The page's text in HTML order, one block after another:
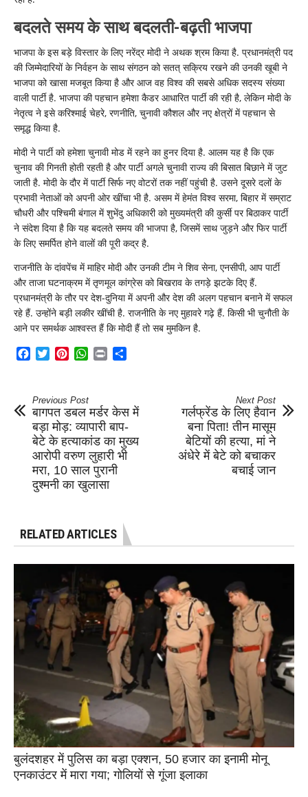
बदलते समय के साथ बदलती-बढ़ती भाजपा
भाजपा के इस बड़े विस्तार के लिए नरेंद्र मोदी ने अथक श्रम किया है. प्रधानमंत्री पद
की जिम्मेदारियों के निर्वहन के साथ संगठन को सतत् सक्रिय रखने की उनकी खूबी ने
भाजपा को खासा मजबूत किया है और आज वह विश्व की सबसे अधिक सदस्य संख्या
वाली पार्टी है. भाजपा की पहचान हमेशा कैडर आधारित पार्टी की रही है, लेकिन मोदी के
नेतृत्व ने इसे करिश्माई चेहरे, रणनीति, चुनावी कौशल और नए क्षेत्रों में पहचान से
समृद्ध किया है.
मोदी ने पार्टी को हमेशा चुनावी मोड में रहने का हुनर दिया है. आलम यह है कि एक
चुनाव की गिनती होती रहती है और पार्टी अगले चुनावी राज्य की बिसात बिछाने में जुट
जाती है. मोदी के दौर में पार्टी सिर्फ नए वोटरों तक नहीं पहुंची है. उसने दूसरे दलों के
प्रभावी नेताओं को अपनी ओर खींचा भी है. असम में हेमंत विश्व सरमा, बिहार में सम्राट
चौधरी और पश्चिमी बंगाल में शुभेंदु अधिकारी को मुख्यमंत्री की कुर्सी पर बिठाकर पार्टी
ने संदेश दिया है कि यह बदलते समय की भाजपा है, जिसमें साथ जुड़ने और फिर पार्टी
के लिए समर्पित होने वालों की पूरी कद्र है.
राजनीति के दांवपेंच में माहिर मोदी और उनकी टीम ने शिव सेना, एनसीपी, आप पार्टी
और ताजा घटनाक्रम में तृणमूल कांग्रेस को बिखराव के तगड़े झटके दिए हैं.
प्रधानमंत्री के तौर पर देश-दुनिया में अपनी और देश की अलग पहचान बनाने में सफल
रहे हैं. उन्होंने बड़ी लकीर खींची है. राजनीति के नए मुहावरे गढ़े हैं. किसी भी चुनौती के
आने पर समर्थक आश्वस्त हैं कि मोदी हैं तो सब मुमकिन है.
Facebook
TwitterPinterestWhatsApp
Print
Previous Post
बागपत डबल मर्डर केस में
बड़ा मोड़: व्यापारी बाप-
बेटे के हत्याकांड का मुख्य
आरोपी वरुण लुहारी भी
मरा, 10 साल पुरानी
दुश्मनी का खुलासा
Next Post
गर्लफ्रेंड के लिए हैवान
बना पिता! तीन मासूम
बेटियों की हत्या, मां ने
अंधेरे में बेटे को बचाकर
बचाई जान
RELATED ARTICLES
बुलंदशहर में पुलिस का बड़ा एक्शन, 50 हजार का इनामी मोनू
एनकाउंटर में मारा गया; गोलियों से गूंजा इलाका